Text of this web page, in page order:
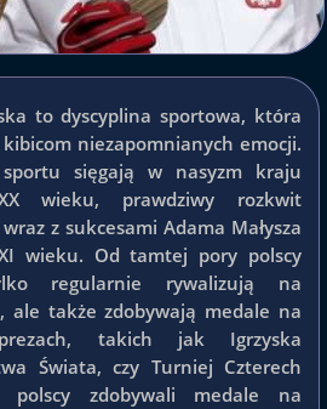
to dyscyplina sportowa, która
kibicom niezapomnianych emocji.
sięgają w nasyzm kraju
wieku, prawdziwy rozkwit
z sukcesami Adama Małysza
wieku. Od tamtej pory polscy
regularnie rywalizują na
ale także zdobywają medale na
takich jak Igrzyska
Świata, czy Turniej Czterech
polscy
zdobywali medale na